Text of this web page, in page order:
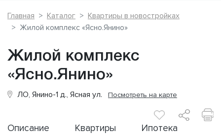
Главная Каталог
Квартиры в новостройках
Жилой комплекс «Ясно.Янино»
Жилой комплекс
«Ясно.Янино»
ЛО, Янино-1 д., Ясная ул. Посмотреть на карте
Описание Квартиры
Ипотека